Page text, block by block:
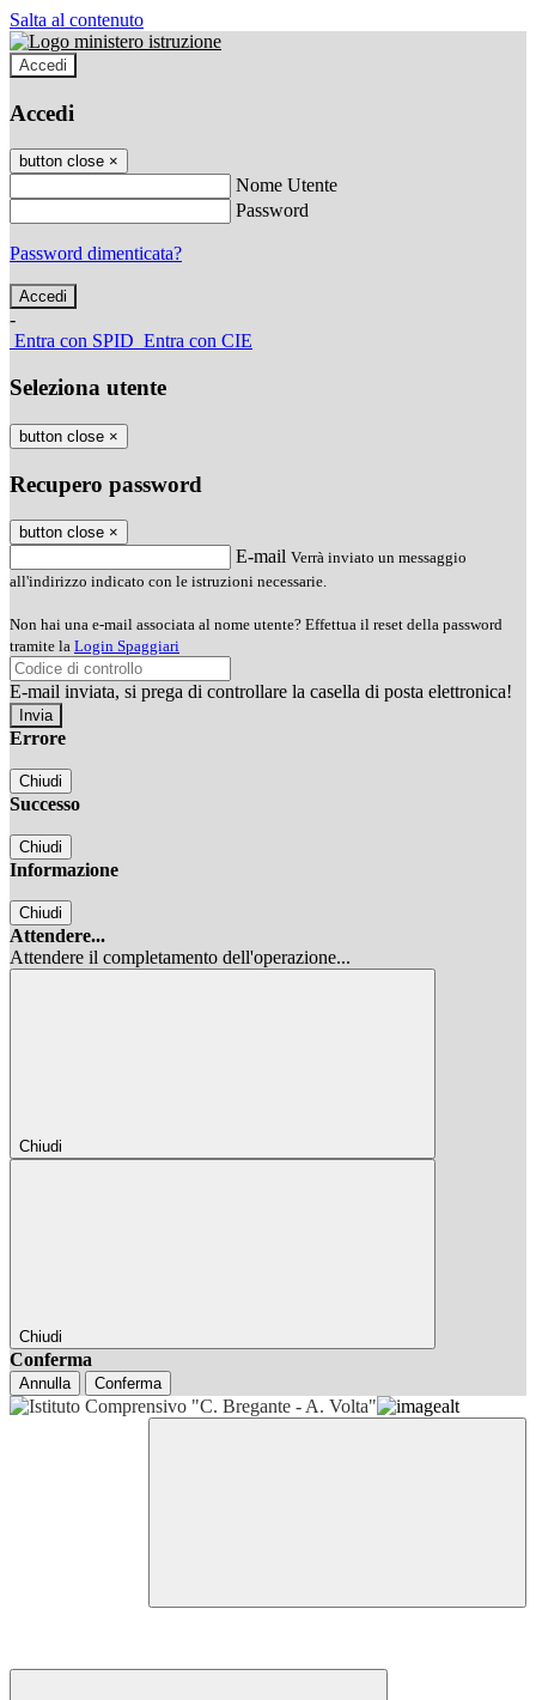
Salta al contenuto
Accedi
Accedi
button close ×
Nome Utente
Password
Password dimenticata?
-
Entra con SPID Entra con CIE
Seleziona utente
button close ×
Recupero password
button close ×
E-mail Verrà inviato un messaggio
all'indirizzo indicato con le istruzioni necessarie.
Non hai una e-mail associata al nome utente? Effettua il reset della password
tramite la Login Spaggiari
E-mail inviata, si prega di controllare la casella di posta elettronica!
Errore
Chiudi
Successo
Chiudi
Informazione
Chiudi
Attendere...
Attendere il completamento dell'operazione...
Chiudi
Chiudi
Conferma
Annulla Conferma